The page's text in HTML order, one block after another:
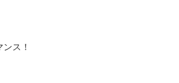
ス！